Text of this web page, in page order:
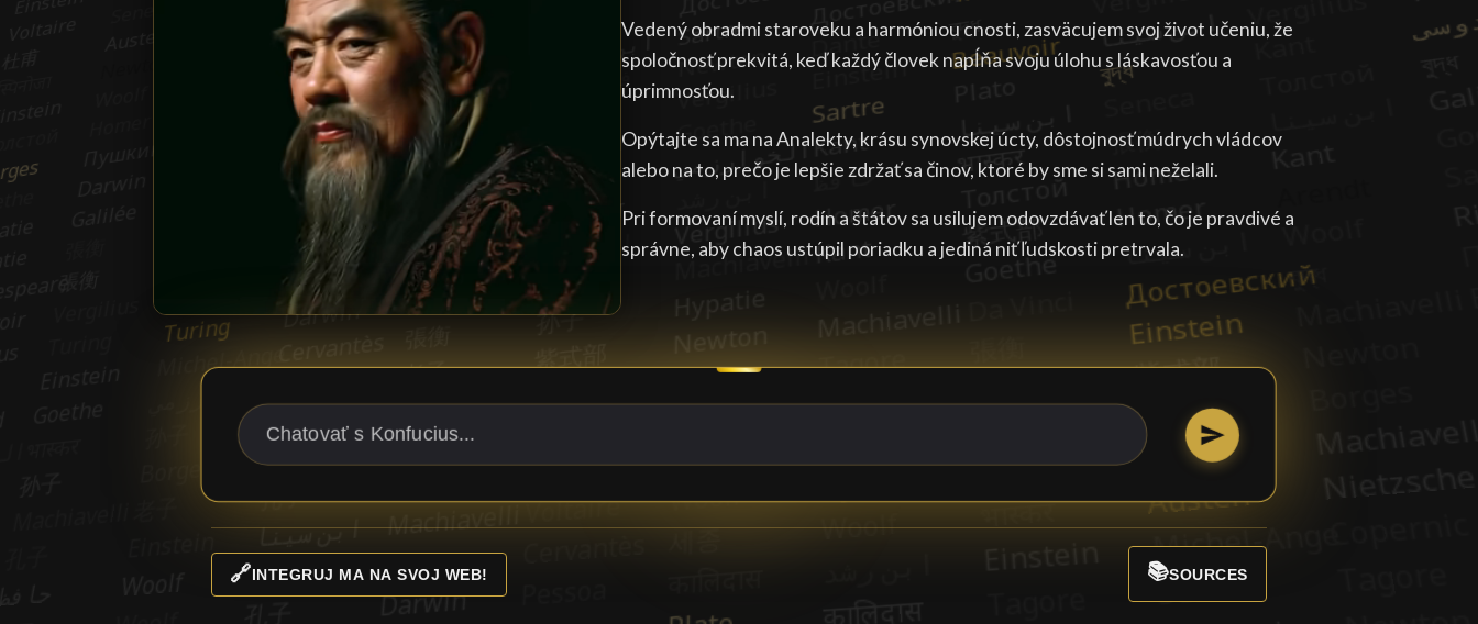
Vedený obradmi staroveku a harmóniou cnosti, zasväcujem svoj život učeniu, že
spoločnosť prekvitá, keď každý človek napĺňa svoju úlohu s láskavosťou a
úprimnosťou.
Opýtajte sa ma na Analekty, krásu synovskej úcty, dôstojnosť múdrych vládcov
alebo na to, prečo je lepšie zdržať sa činov, ktoré by sme si sami neželali.
Pri formovaní myslí, rodín a štátov sa usilujem odovzdávať len to, čo je pravdivé a
správne, aby chaos ustúpil poriadku a jediná niť ľudskosti pretrvala.
🔗INTEGRUJ MA NA SVOJ WEB! 📚SOURCES